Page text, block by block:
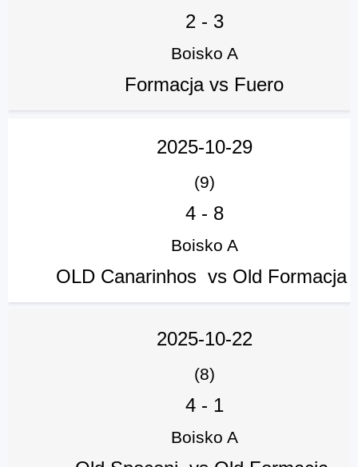
2- 3
Boisko A
Formacja vs Fuero
2025-10-29
(9)
4- 8
Boisko A
OLD Canarinhos vs Old Formacja
2025-10-22
(8)
4- 1
Boisko A